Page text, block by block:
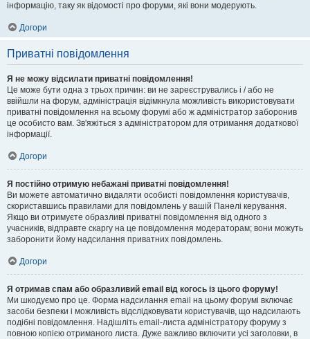
інформацію, таку як відомості про форуми, які вони модерують.
Догори
Приватні повідомлення
Я не можу відсилати приватні повідомлення!
Це може бути одна з трьох причин: ви не зареєструвались і / або не
ввійшли на форум, адміністрація відімкнула можливість використовувати
приватні повідомлення на всьому форумі або ж адміністратор заборонив
це особисто вам. Зв'яжіться з адміністратором для отримання додаткової
інформації.
Догори
Я постійно отримую небажані приватні повідомлення!
Ви можете автоматично видаляти особисті повідомлення користувачів,
скориставшись правилами для повідомлень у вашій Панелі керування.
Якщо ви отримуєте образливі приватні повідомлення від одного з
учасників, відправте скаргу на це повідомлення модераторам; вони можуть
заборонити йому надсилання приватних повідомлень.
Догори
Я отримав спам або образливий email від когось із цього форуму!
Ми шкодуємо про це. Форма надсилання email на цьому форумі включає
засоби безпеки і можливість відслідковувати користувачів, що надсилають
подібні повідомлення. Надішліть email-листа адміністратору форуму з
повною копією отриманого листа. Дуже важливо включити усі заголовки, в